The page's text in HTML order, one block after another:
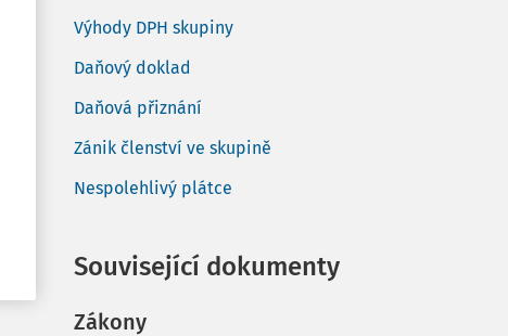
Výhody DPH skupiny
Daňový doklad
Daňová přiznání
Zánik členství ve skupině
Nespolehlivý plátce
Související dokumenty
Zákony